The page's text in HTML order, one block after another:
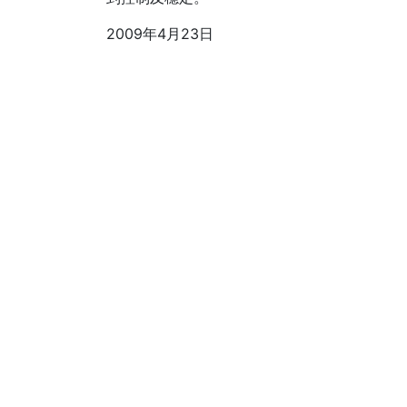
2009年4月23日